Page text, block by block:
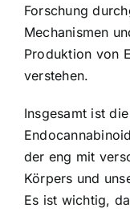
Forschung
Mechanismen
Produktion von
verstehen.
Insgesamt ist
der eng mit
Körpers und
Es ist wichtig,